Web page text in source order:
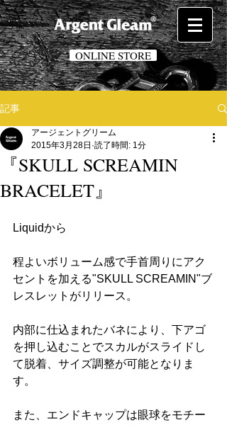
ONLINE STORE
記事
『SKULL SCREAMIN
BRACELET』
アージェントグリーム
2015年3月28日 読了時間: 1分
Liquidから
程よいボリューム感で手首周りにアク
セントを加える"SKULL SCREAMIN"ブ
レスレットがリリース。
内部に仕込まれたバネにより、下アゴ
を押し込むことでスカルがスライドし
て脱着、サイズ調整が可能となりま
す。
また、エンドキャップは眼球をモチー